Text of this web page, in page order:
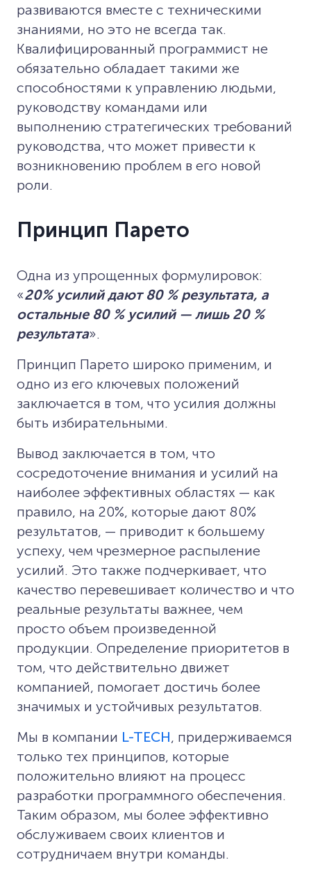
развиваются вместе с техническими
знаниями, но это не всегда так.
Квалифицированный программист не
обязательно обладает такими же
способностями к управлению людьми,
руководству командами или
выполнению стратегических требований
руководства, что может привести к
возникновению проблем в его новой
роли.
Принцип Парето
Одна из упрощенных формулировок:
«20% усилий дают 80 % результата, а
остальные 80 % усилий — лишь 20 %
результата».
Принцип Парето широко применим, и
одно из его ключевых положений
заключается в том, что усилия должны
быть избирательными.
Вывод заключается в том, что
сосредоточение внимания и усилий на
наиболее эффективных областях — как
правило, на 20%, которые дают 80%
результатов, — приводит к большему
успеху, чем чрезмерное распыление
усилий. Это также подчеркивает, что
качество перевешивает количество и что
реальные результаты важнее, чем
просто объем произведенной
продукции. Определение приоритетов в
том, что действительно движет
компанией, помогает достичь более
значимых и устойчивых результатов.
Мы в компании L-TECH, придерживаемся
только тех принципов, которые
положительно влияют на процесс
разработки программного обеспечения.
Таким образом, мы более эффективно
обслуживаем своих клиентов и
сотрудничаем внутри команды.